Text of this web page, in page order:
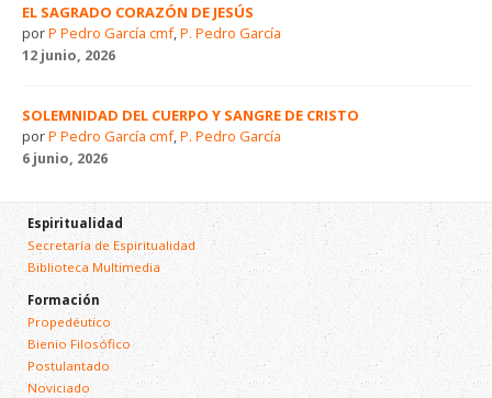
EL SAGRADO CORAZÓN DE JESÚS
porP Pedro García cmf,P. Pedro García
12 junio, 2026
SOLEMNIDAD DEL CUERPO Y SANGRE DE CRISTO
porP Pedro García cmf,P. Pedro García
6 junio, 2026
Espiritualidad
Secretaría de Espiritualidad
Biblioteca Multimedia
Formación
Propedéutico
Bienio Filosófico
Postulantado
Noviciado